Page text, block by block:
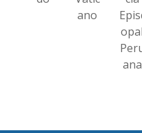
ano
opal
ana